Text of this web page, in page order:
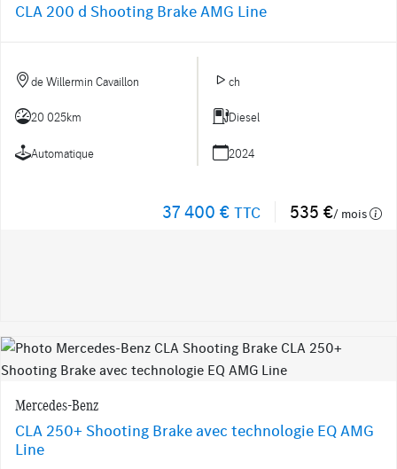
CLA 200 d Shooting Brake AMG Line
de Willermin Cavaillon ch
20 025km Diesel
Automatique 2024
37 400 € TTC 535 €/ mois
Mercedes-Benz
CLA 250+ Shooting Brake avec technologie EQ AMG
Line